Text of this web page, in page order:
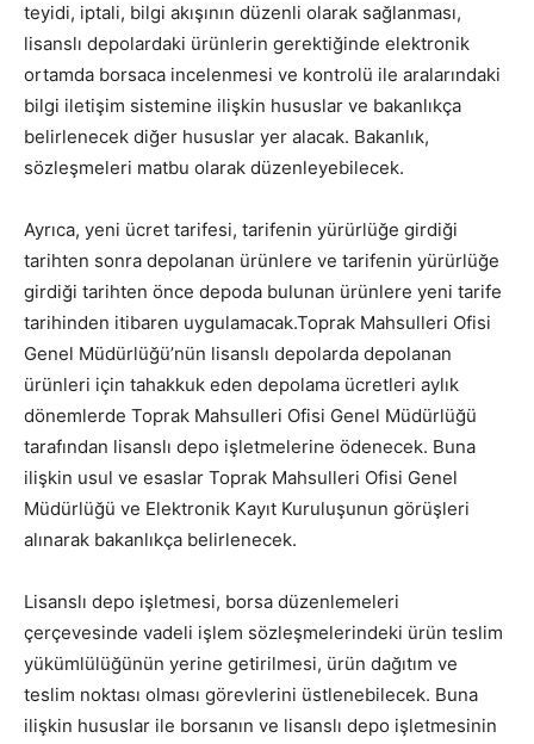
teyidi, iptali, bilgi akışının düzenli olarak sağlanması,
lisanslı depolardaki ürünlerin gerektiğinde elektronik
ortamda borsaca incelenmesi ve kontrolü ile aralarındaki
bilgi iletişim sistemine ilişkin hususlar ve bakanlıkça
belirlenecek diğer hususlar yer alacak. Bakanlık,
sözleşmeleri matbu olarak düzenleyebilecek.
Ayrıca, yeni ücret tarifesi, tarifenin yürürlüğe girdiği
tarihten sonra depolanan ürünlere ve tarifenin yürürlüğe
girdiği tarihten önce depoda bulunan ürünlere yeni tarife
tarihinden itibaren uygulamacak.Toprak Mahsulleri Ofisi
Genel Müdürlüğü’nün lisanslı depolarda depolanan
ürünleri için tahakkuk eden depolama ücretleri aylık
dönemlerde Toprak Mahsulleri Ofisi Genel Müdürlüğü
tarafından lisanslı depo işletmelerine ödenecek. Buna
ilişkin usul ve esaslar Toprak Mahsulleri Ofisi Genel
Müdürlüğü ve Elektronik Kayıt Kuruluşunun görüşleri
alınarak bakanlıkça belirlenecek.
Lisanslı depo işletmesi, borsa düzenlemeleri
çerçevesinde vadeli işlem sözleşmelerindeki ürün teslim
yükümlülüğünün yerine getirilmesi, ürün dağıtım ve
teslim noktası olması görevlerini üstlenebilecek. Buna
ilişkin hususlar ile borsanın ve lisanslı depo işletmesinin